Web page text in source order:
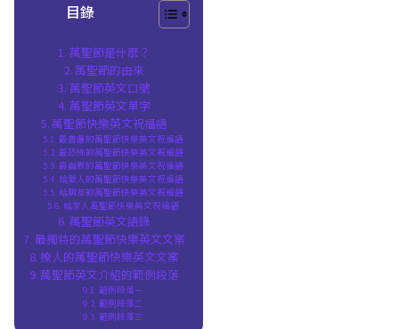
目錄
萬聖節是什麽？
萬聖節的由來
萬聖節英文口號
萬聖節英文單字
萬聖節快樂英文祝福語
最普遍的萬聖節快樂英文祝福語
最恐怖的萬聖節快樂英文祝福語
最幽默的萬聖節快樂英文祝福語
給愛人的萬聖節快樂英文祝福語
給朋友的萬聖節快樂英文祝福語
給家人萬聖節快樂英文祝福語
萬聖節英文語錄
最獨特的萬聖節快樂英文文案
撩人的萬聖節快樂英文文案
萬聖節英文介紹的範例段落
範例段落一
範例段落二
範例段落三